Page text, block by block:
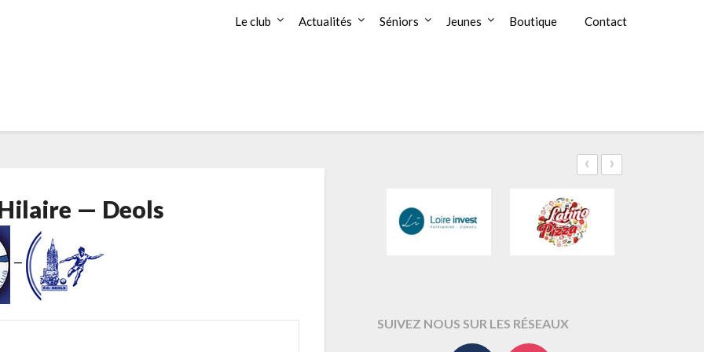
Le club Actualités Séniors Jeunes Boutique Contact
— Deols
—
‹ ›
SUIVEZ NOUS SUR LES RÉSEAUX